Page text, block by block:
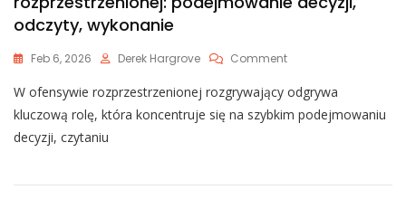
odczyty, wykonanie
Feb 6, 2026 Derek Hargrove CommentOn
Rozgrywającego
W
Ofensywie
W ofensywie rozprzestrzenionej rozgrywający odgrywa
kluczową rolę, która koncentruje się na szybkim podejmowaniu
decyzji, czytaniu